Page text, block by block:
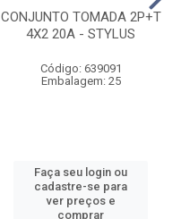
CONJUNTO TOMADA 2P+T
4X2 20A - STYLUS
Código: 639091
Embalagem: 25
Faça seu login ou
cadastre-se para
ver preços e
comprar